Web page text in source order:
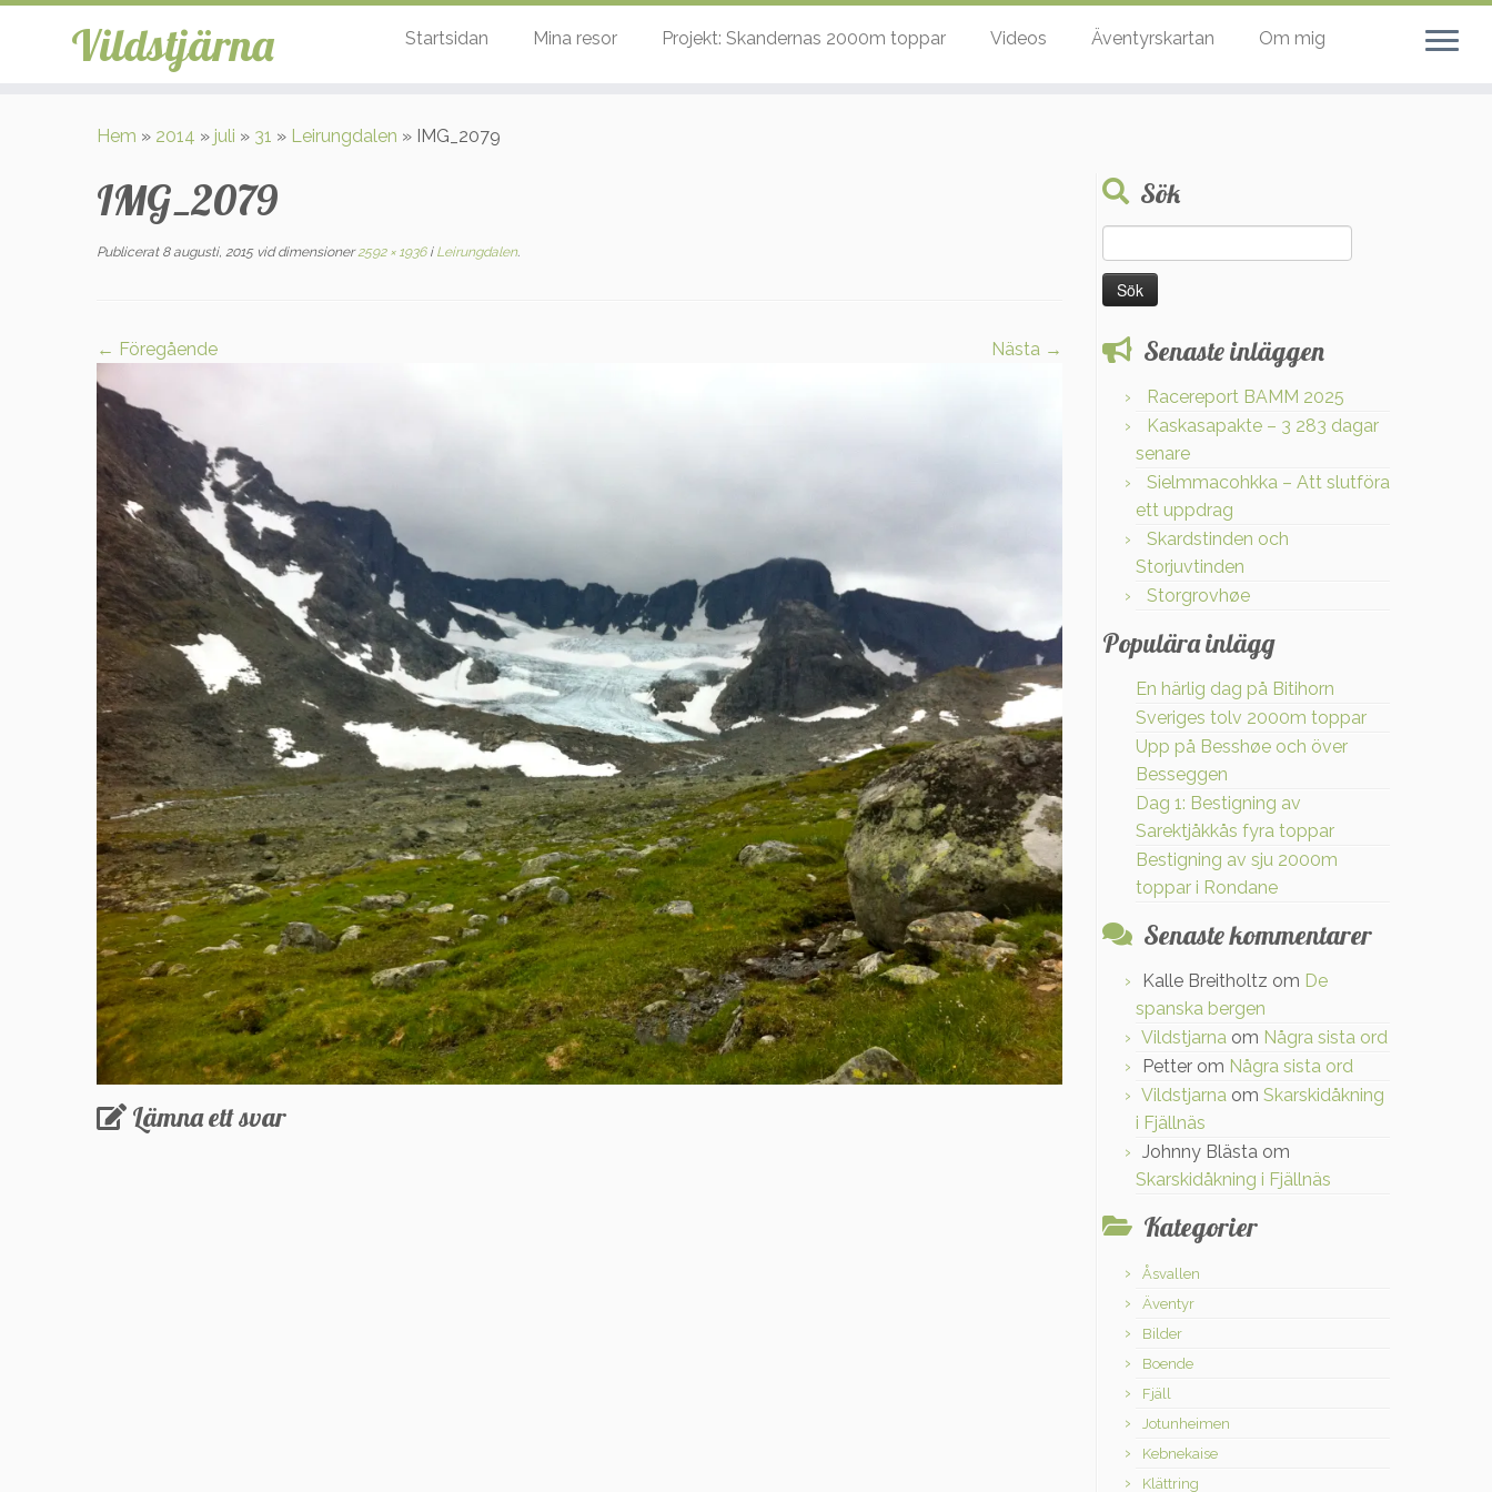
Vildstjärna Startsidan Mina resor Projekt: Skandernas 2000m toppar Videos Äventyrskartan Om mig
Hem » 2014 » juli » 31 » Leirungdalen » IMG_2079
IMG_2079
Publicerat 8 augusti, 2015vid dimensioner2592 × 1936iLeirungdalen.
← Föregående Nästa →
Lämna ett svar
Sök
efter:
Senaste inläggen
Racereport BAMM 2025
Kaskasapakte – 3 283 dagar
senare
Sielmmacohkka – Att slutföra
ett uppdrag
Skardstinden och
Storjuvtinden
Storgrovhøe
Populära inlägg
En härlig dag på Bitihorn
Sveriges tolv 2000m toppar
Upp på Besshøe och över
Besseggen
Dag 1: Bestigning av
Sarektjåkkås fyra toppar
Bestigning av sju 2000m
toppar i Rondane
Senaste kommentarer
Kalle Breitholtz om De
spanska bergen
Vildstjarna om Några sista ord
Petter om Några sista ord
Vildstjarna om Skarskidåkning
i Fjällnäs
Johnny Blästa om
Skarskidåkning i Fjällnäs
Kategorier
Åsvallen
Äventyr
Bilder
Boende
Fjäll
Jotunheimen
Kebnekaise
Klättring